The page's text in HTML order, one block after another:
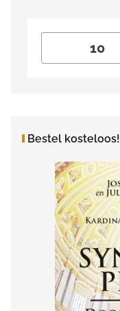
Bestel kosteloos!